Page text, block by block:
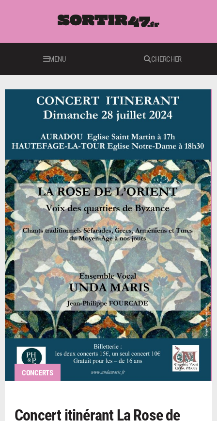
MENU CHERCHER
CONCERTS
Concert itinérant La Rose de